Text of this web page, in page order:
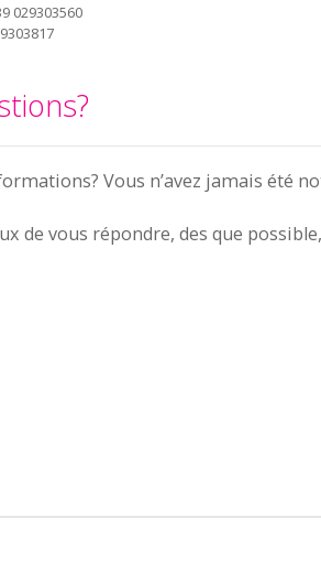
029303560
Vous n’avez jamais été
de vous répondre, des que